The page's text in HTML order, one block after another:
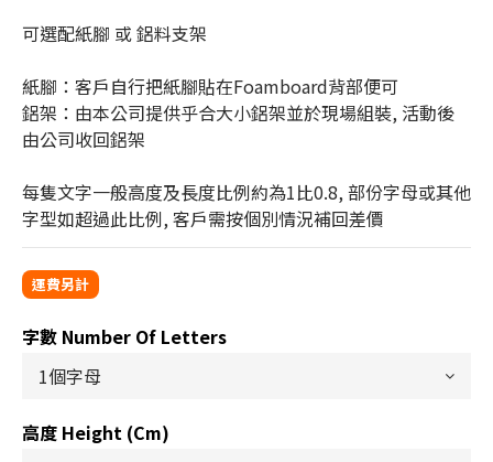
可選配紙腳 或 鋁料支架
紙腳：客戶自行把紙腳貼在Foamboard背部便可
鋁架：由本公司提供乎合大小鋁架並於現場組裝, 活動後
由公司收回鋁架
每隻文字一般高度及長度比例約為1比0.8, 部份字母或其他
字型如超過此比例, 客戶需按個別情況補回差價
字數 Number Of Letters
高度 Height (cm)